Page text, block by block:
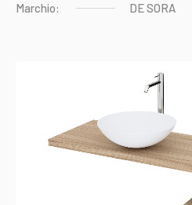
Marchio: DESORA